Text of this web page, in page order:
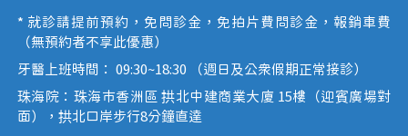
* 就診請提前預約，免問診金，免拍片費問診金，報銷車費
（無預約者不享此優惠）
牙醫上班時間： 09:30~18:30 （週日及公眾假期正常接診）
珠海院：珠海市香洲區 拱北中建商業大廈 15樓（迎賓廣場對
面），拱北口岸步行8分鐘直達